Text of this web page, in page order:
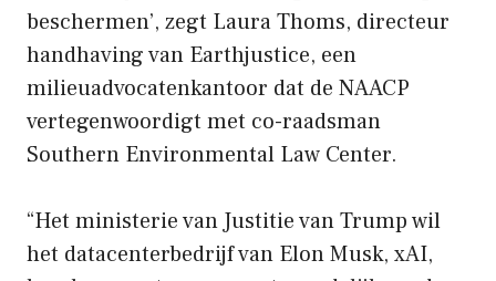
beschermen’, zegt Laura Thoms, directeur
handhaving van Earthjustice, een
milieuadvocatenkantoor dat de NAACP
vertegenwoordigt met co-raadsman
Southern Environmental Law Center.
“Het ministerie van Justitie van Trump wil
het datacenterbedrijf van Elon Musk, xAI,